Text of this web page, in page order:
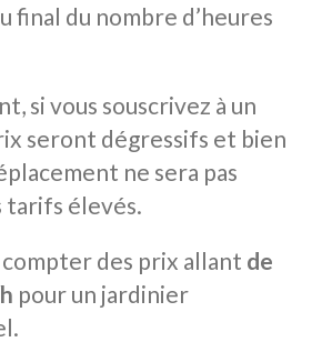
final du nombre d’heures
si vous souscrivez à un
seront dégressifs et bien
ne sera pas
tarifs élevés.
compter des prix allant de
pour un jardinier